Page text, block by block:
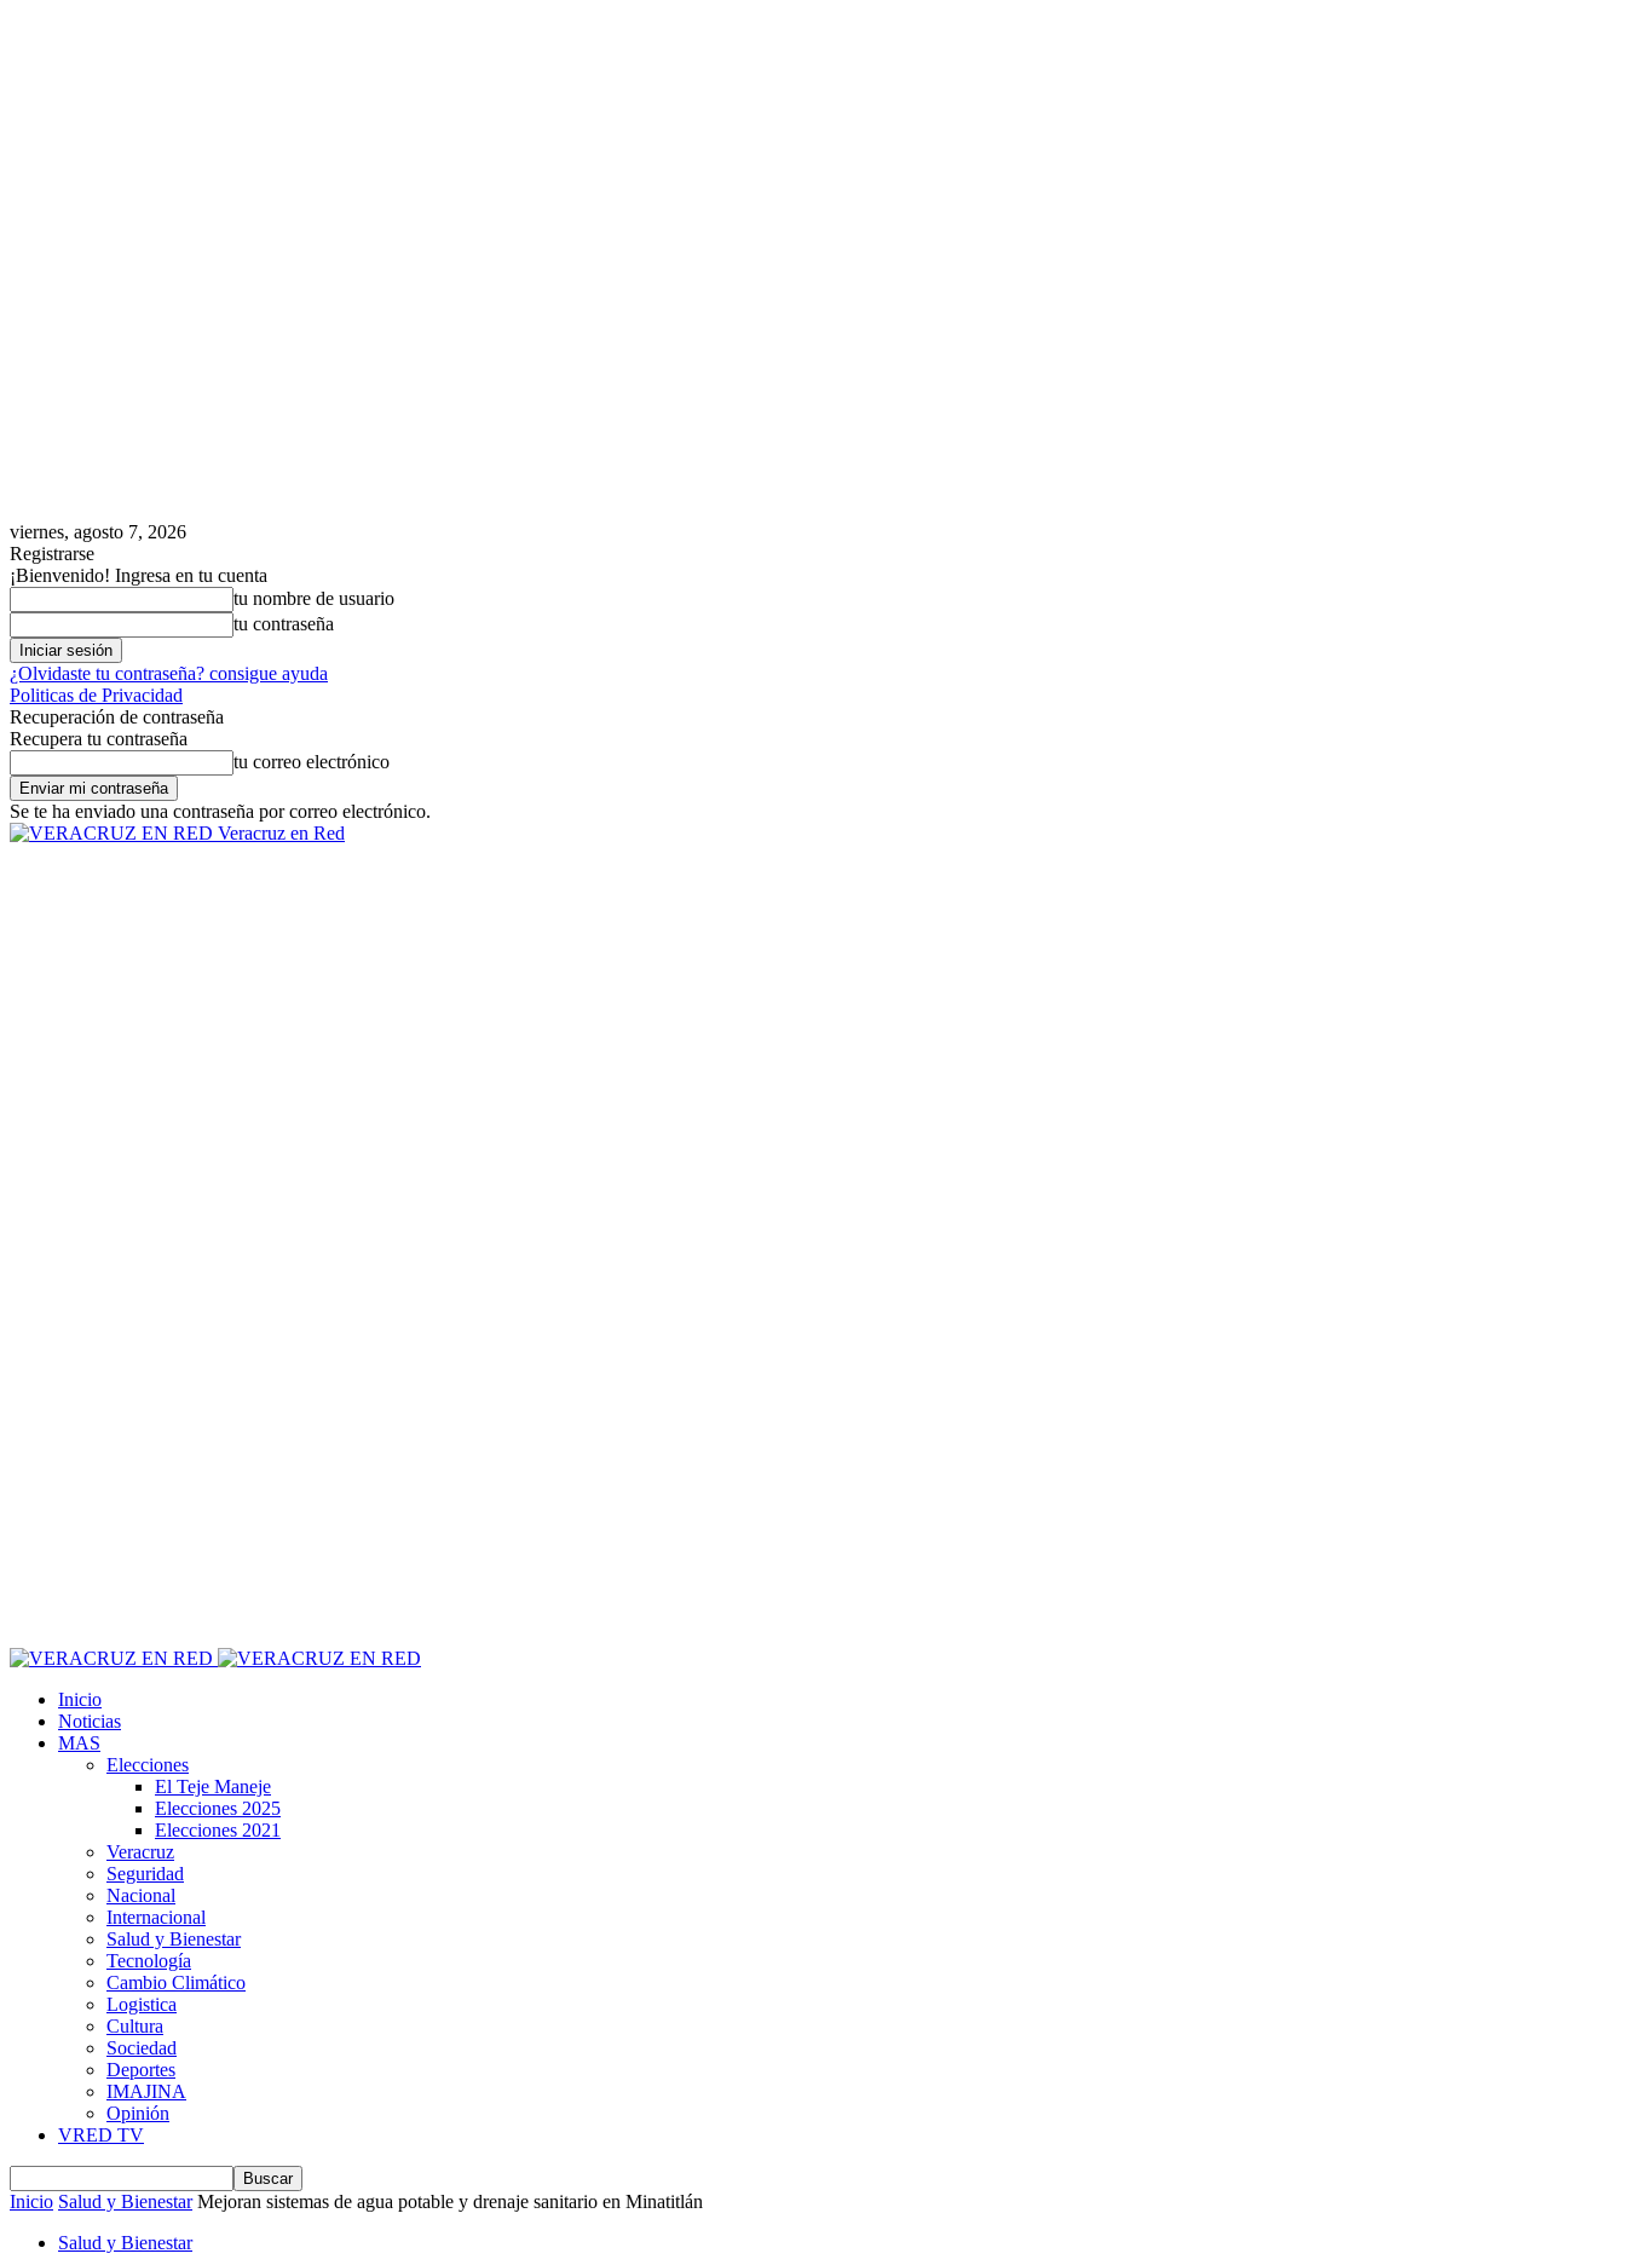
viernes, agosto 7, 2026
Registrarse
¡Bienvenido! Ingresa en tu cuenta
tu nombre de usuario
tu contraseña
¿Olvidaste tu contraseña? consigue ayuda
Politicas de Privacidad
Recuperación de contraseña
Recupera tu contraseña
tu correo electrónico
Se te ha enviado una contraseña por correo electrónico.
Veracruz en Red
Inicio
Noticias
MAS
Elecciones
El Teje Maneje
Elecciones 2025
Elecciones 2021
Veracruz
Seguridad
Nacional
Internacional
Salud y Bienestar
Tecnología
Cambio Climático
Logistica
Cultura
Sociedad
Deportes
IMAJINA
Opinión
VRED TV
Inicio Salud y Bienestar Mejoran sistemas de agua potable y drenaje sanitario en Minatitlán
Salud y Bienestar